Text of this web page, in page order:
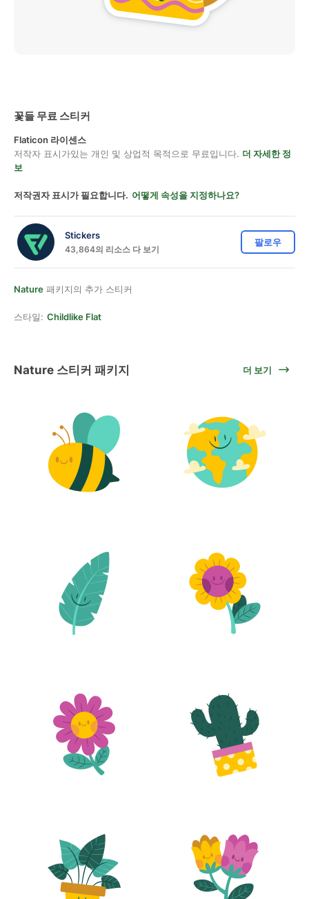
꽃들 무료 스티커
Flaticon 라이센스
저작자 표시가있는 개인 및 상업적 목적으로 무료입니다. 더 자세한 정
보
저작권자 표시가 필요합니다. 어떻게 속성을 지정하나요?
Stickers
43,864의 리소스 다 보기
팔로우
Nature 패키지의 추가 스티커
스타일: Childlike Flat
Nature 스티커 패키지 더 보기